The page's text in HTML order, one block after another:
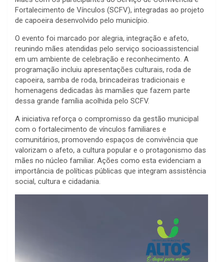
Fortalecimento de Vínculos (SCFV), integradas ao projeto
de capoeira desenvolvido pelo município.
O evento foi marcado por alegria, integração e afeto,
reunindo mães atendidas pelo serviço socioassistencial
em um ambiente de celebração e reconhecimento. A
programação incluiu apresentações culturais, roda de
capoeira, samba de roda, brincadeiras tradicionais e
homenagens dedicadas às mamães que fazem parte
dessa grande família acolhida pelo SCFV.
A iniciativa reforça o compromisso da gestão municipal
com o fortalecimento de vínculos familiares e
comunitários, promovendo espaços de convivência que
valorizam o afeto, a cultura popular e o protagonismo das
mães no núcleo familiar. Ações como esta evidenciam a
importância de políticas públicas que integram assistência
social, cultura e cidadania.